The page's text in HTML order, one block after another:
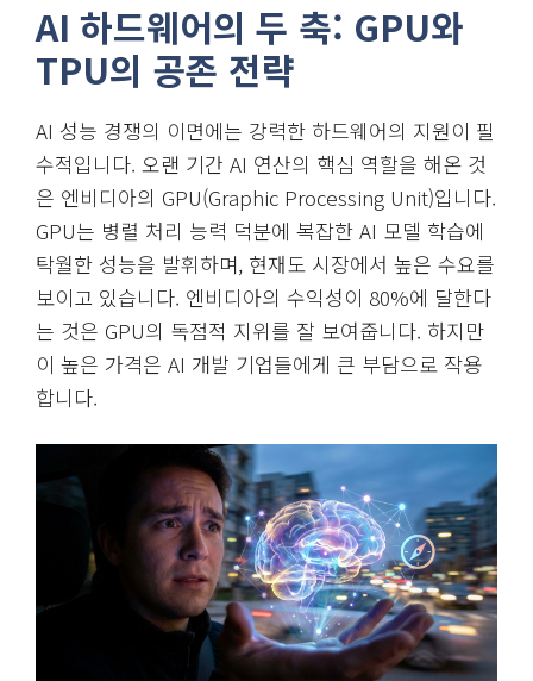
AI 하드웨어의 두 축: GPU와
TPU의 공존 전략
AI 성능 경쟁의 이면에는 강력한 하드웨어의 지원이 필
수적입니다. 오랜 기간 AI 연산의 핵심 역할을 해온 것
은 엔비디아의 GPU(Graphic Processing Unit)입니다.
GPU는 병렬 처리 능력 덕분에 복잡한 AI 모델 학습에
탁월한 성능을 발휘하며, 현재도 시장에서 높은 수요를
보이고 있습니다. 엔비디아의 수익성이 80%에 달한다
는 것은 GPU의 독점적 지위를 잘 보여줍니다. 하지만
이 높은 가격은 AI 개발 기업들에게 큰 부담으로 작용
합니다.